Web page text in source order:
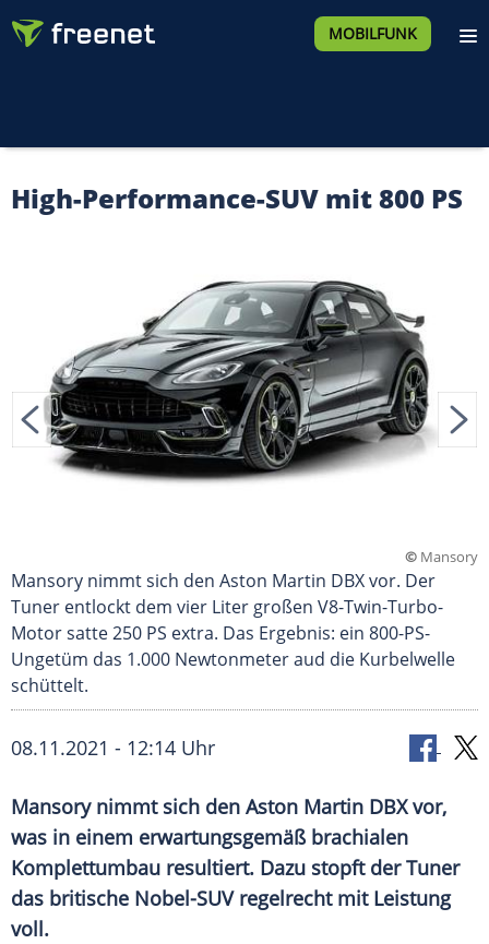
MOBILFUNK
High-Performance-SUV mit 800 PS
© Mansory
Mansory nimmt sich den Aston Martin DBX vor. Der
Tuner entlockt dem vier Liter großen V8-Twin-Turbo-
Motor satte 250 PS extra. Das Ergebnis: ein 800-PS-
Ungetüm das 1.000 Newtonmeter aud die Kurbelwelle
schüttelt.
08.11.2021 - 12:14 Uhr
Mansory nimmt sich den Aston Martin DBX vor,
was in einem erwartungsgemäß brachialen
Komplettumbau resultiert. Dazu stopft der Tuner
das britische Nobel-SUV regelrecht mit Leistung
voll.